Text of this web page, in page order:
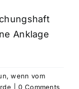
Anklage
wenn vom
0 Comments